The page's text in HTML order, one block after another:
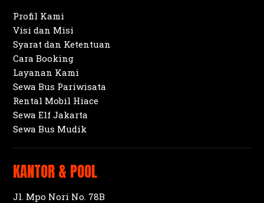
Profil Kami
Visi dan Misi
Syarat dan Ketentuan
Cara Booking
Layanan Kami
Sewa Bus Pariwisata
Rental Mobil Hiace
Sewa Elf Jakarta
Sewa Bus Mudik
KANTOR & POOL
Jl. Mpo Nori No. 78B